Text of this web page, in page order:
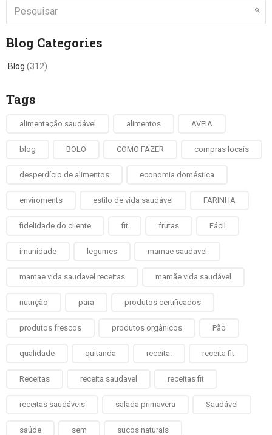
Blog Categories
Blog (312)
Tags
alimentação saudável alimentos AVEIA
blog BOLO COMO FAZER compras locais
desperdício de alimentos economia doméstica
enviroments estilo de vida saudável FARINHA
fidelidade do cliente fit frutas Fácil
imunidade legumes mamae saudavel
mamae vida saudavel receitas mamãe vida saudável
nutrição para produtos certificados
produtos frescos produtos orgânicos Pão
qualidade quitanda receita. receita fit
Receitas receita saudavel receitas fit
receitas saudáveis salada primavera Saudável
saúde sem sucos naturais